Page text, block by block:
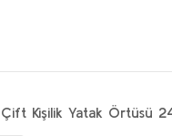
Çift Kişilik Yatak Örtüsü